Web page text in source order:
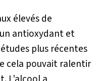
élevés de
antioxydant et
plus récentes
cela pouvait ralentir